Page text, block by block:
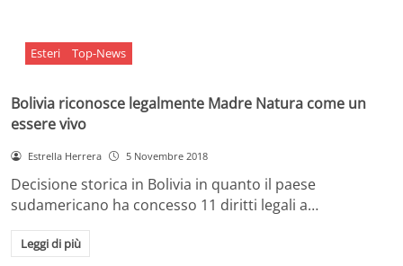
Esteri Top-News
Bolivia riconosce legalmente Madre Natura come un
essere vivo
Estrella Herrera 5 Novembre 2018
Decisione storica in Bolivia in quanto il paese
sudamericano ha concesso 11 diritti legali a…
Leggi di più